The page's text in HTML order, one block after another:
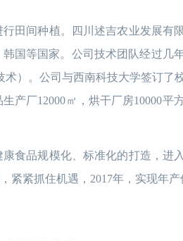
田间种植。
四川述吉农业发展有
韩国等国家。公司技术团队经过几
）。公司与西南科技大学签订了
产厂12000㎡ ，烘干厂房10000平
食品规模化、标准化的打造，进
紧抓住机遇，2017年，实现年产